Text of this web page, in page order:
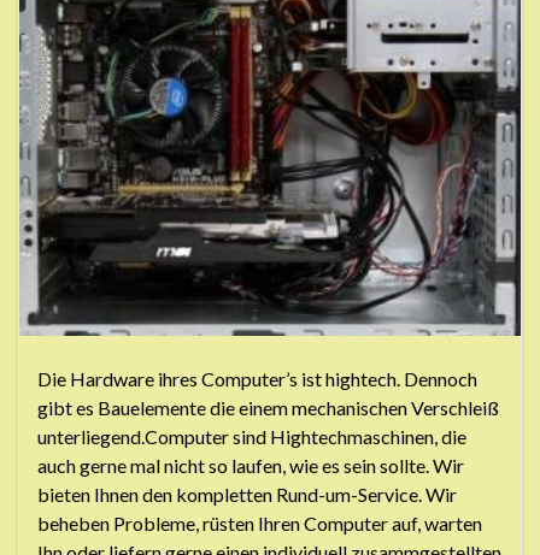
Die Hardware ihres Computer’s ist hightech. Dennoch
gibt es Bauelemente die einem mechanischen Verschleiß
unterliegend.Computer sind Hightechmaschinen, die
auch gerne mal nicht so laufen, wie es sein sollte. Wir
bieten Ihnen den kompletten Rund-um-Service. Wir
beheben Probleme, rüsten Ihren Computer auf, warten